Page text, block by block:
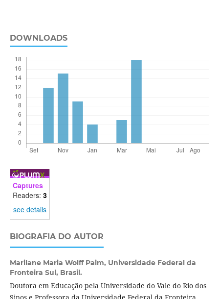
DOWNLOADS
Captures
Readers: 3
see details
BIOGRAFIA DO AUTOR
Marilane Maria Wolff Paim, Universidade Federal da
Fronteira Sul, Brasil.
Doutora em Educação pela Universidade do Vale do Rio dos
Sinos e Professora da Universidade Federal da Fronteira